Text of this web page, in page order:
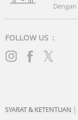
FOLLOW US :
SYARAT & KETENTUAN |